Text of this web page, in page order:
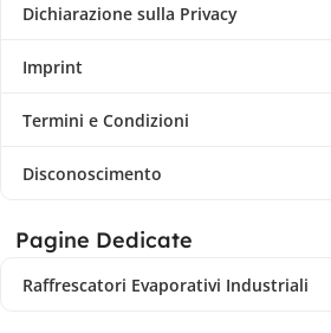
Dichiarazione sulla Privacy
Imprint
Termini e Condizioni
Disconoscimento
Pagine Dedicate
Raffrescatori Evaporativi Industriali